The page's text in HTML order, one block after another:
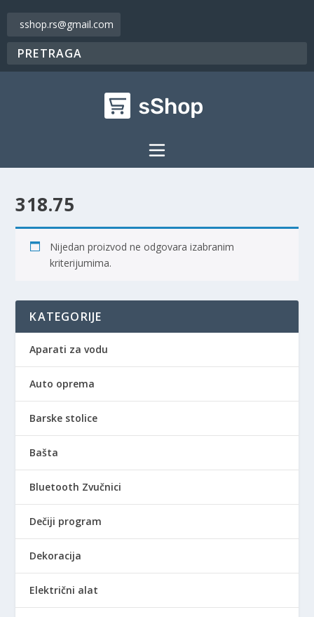
sshop.rs@gmail.com
318.75
Nijedan proizvod ne odgovara izabranim
kriterijumima.
KATEGORIJE
Aparati za vodu
Auto oprema
Barske stolice
Bašta
Bluetooth Zvučnici
Dečiji program
Dekoracija
Električni alat